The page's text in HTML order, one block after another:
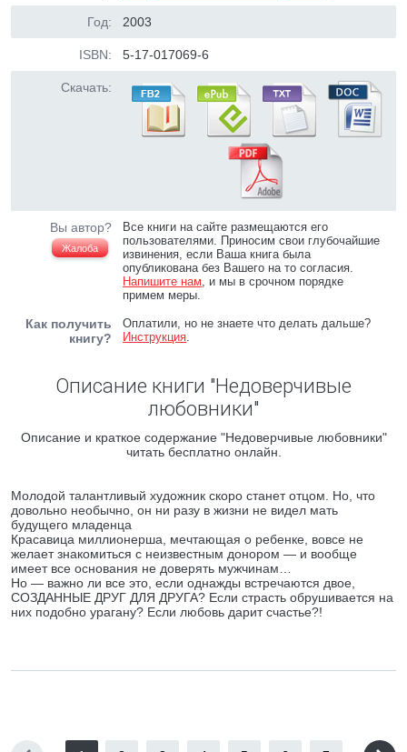
Год: 2003
ISBN: 5-17-017069-6
Скачать:
Вы автор?
Жалоба
Все книги на сайте размещаются его
пользователями. Приносим свои глубочайшие
извинения, если Ваша книга была
опубликована без Вашего на то согласия.
Напишите нам, и мы в срочном порядке
примем меры.
Как получить
книгу?
Оплатили, но не знаете что делать дальше?
Инструкция.
Описание книги "Недоверчивые
любовники"
Описание и краткое содержание "Недоверчивые любовники"
читать бесплатно онлайн.
Молодой талантливый художник скоро станет отцом. Но, что
довольно необычно, он ни разу в жизни не видел мать
будущего младенца
Красавица миллионерша, мечтающая о ребенке, вовсе не
желает знакомиться с неизвестным донором — и вообще
имеет все основания не доверять мужчинам…
Но — важно ли все это, если однажды встречаются двое,
СОЗДАННЫЕ ДРУГ ДЛЯ ДРУГА? Если страсть обрушивается на
них подобно урагану? Если любовь дарит счастье?!